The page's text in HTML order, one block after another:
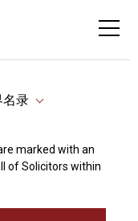
名录
marked with an
of Solicitors within